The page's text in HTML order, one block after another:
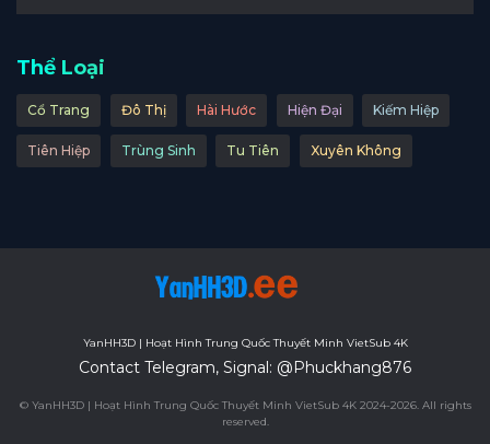
Thể Loại
Cổ Trang Đô Thị Hài Hước Hiện Đại Kiếm Hiệp
Tiên Hiệp Trùng Sinh Tu Tiên Xuyên Không
YanHH3D | Hoạt Hình Trung Quốc Thuyết Minh VietSub 4K
Contact Telegram, Signal: @Phuckhang876
© YanHH3D | Hoạt Hình Trung Quốc Thuyết Minh VietSub 4K 2024-2026. All rights
reserved.